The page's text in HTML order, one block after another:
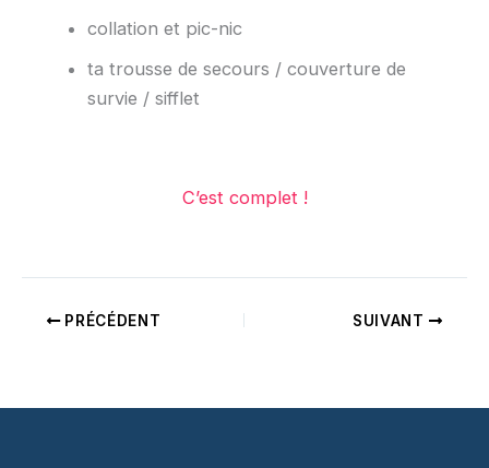
collation et pic-nic
ta trousse de secours / couverture de
survie / sifflet
C’est complet !
PRÉCÉDENT SUIVANT